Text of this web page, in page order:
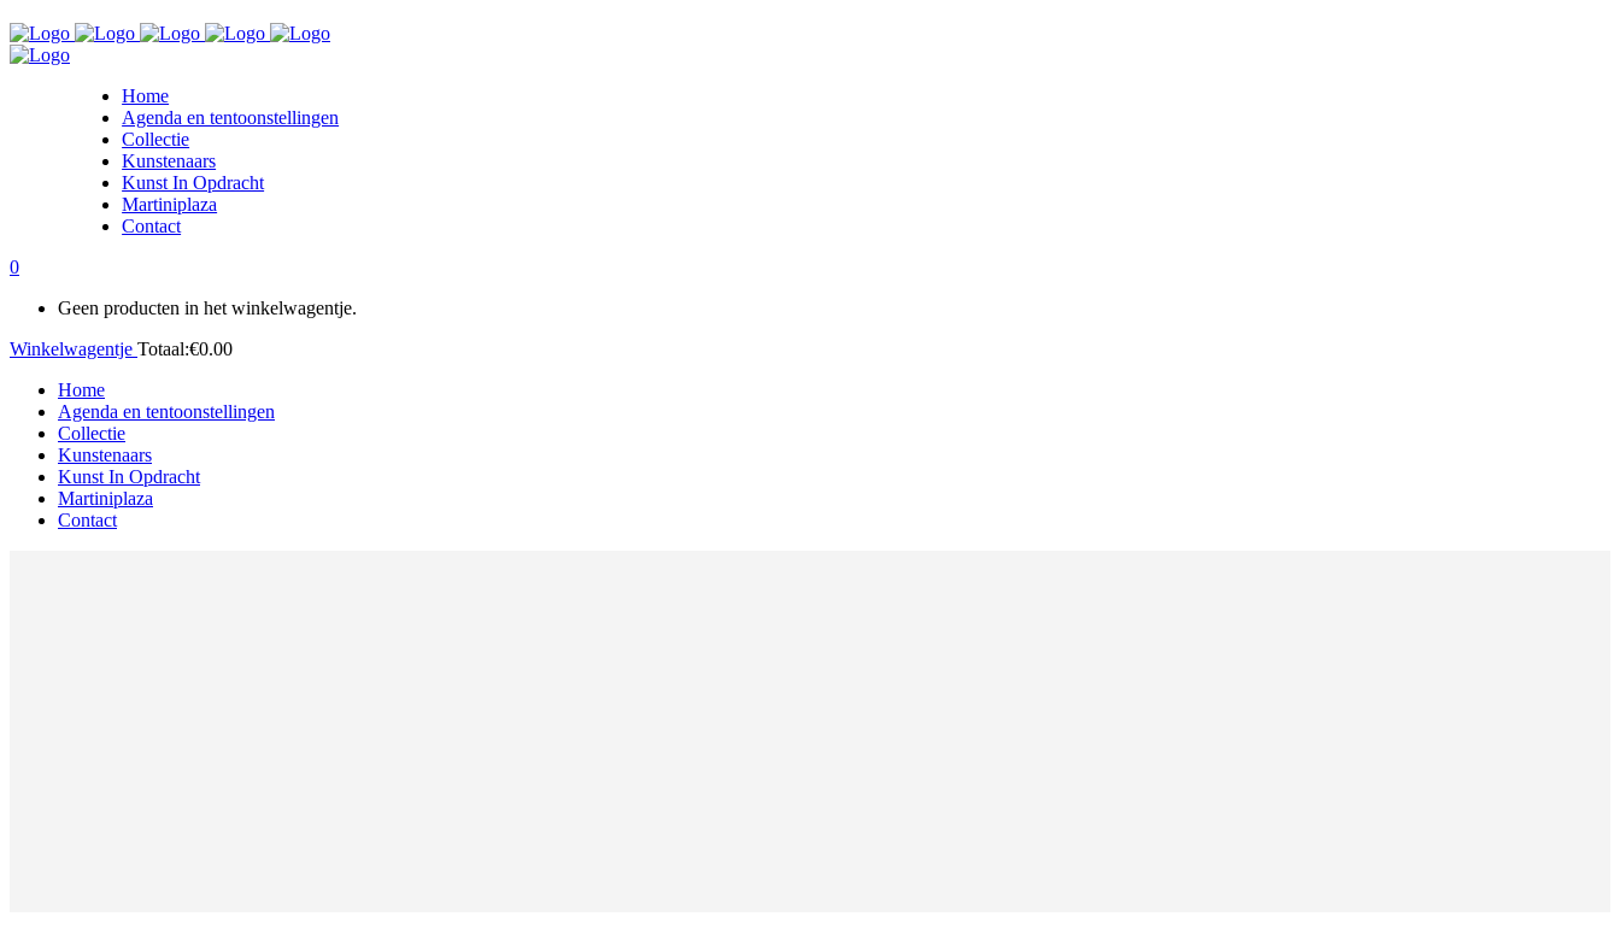
Home
Agenda en tentoonstellingen
Collectie
Kunstenaars
Kunst In Opdracht
Martiniplaza
Contact
0
Geen producten in het winkelwagentje.
Winkelwagentje Totaal:€0.00
Home
Agenda en tentoonstellingen
Collectie
Kunstenaars
Kunst In Opdracht
Martiniplaza
Contact